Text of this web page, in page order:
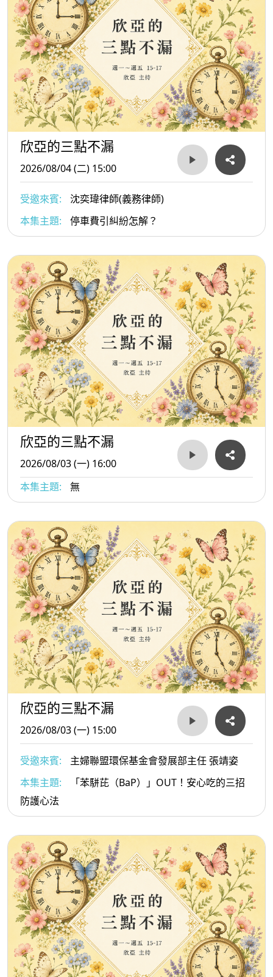
欣亞的三點不漏
2026/08/04 (二) 15:00
受邀來賓:
沈奕瑋律師(義務律師)
本集主題:
停車費引糾紛怎解？
欣亞的三點不漏
2026/08/03 (一) 16:00
本集主題:
無
欣亞的三點不漏
2026/08/03 (一) 15:00
受邀來賓:
主婦聯盟環保基金會發展部主任 張靖姿
本集主題:
「苯駢芘（BaP）」OUT！安心吃的三招
防護心法